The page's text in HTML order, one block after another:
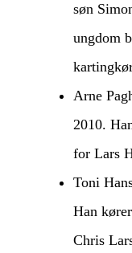
søn
ungdom
Arne
2010.
for Lars
Toni
Han
Chris